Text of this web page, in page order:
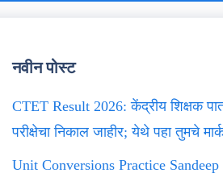
नवीन पोस्ट
CTET Result 2026: केंद्रीय शिक्षक
परीक्षेचा निकाल जाहीर; येथे पहा तुमचे
Unit Conversions Practice Sandeep